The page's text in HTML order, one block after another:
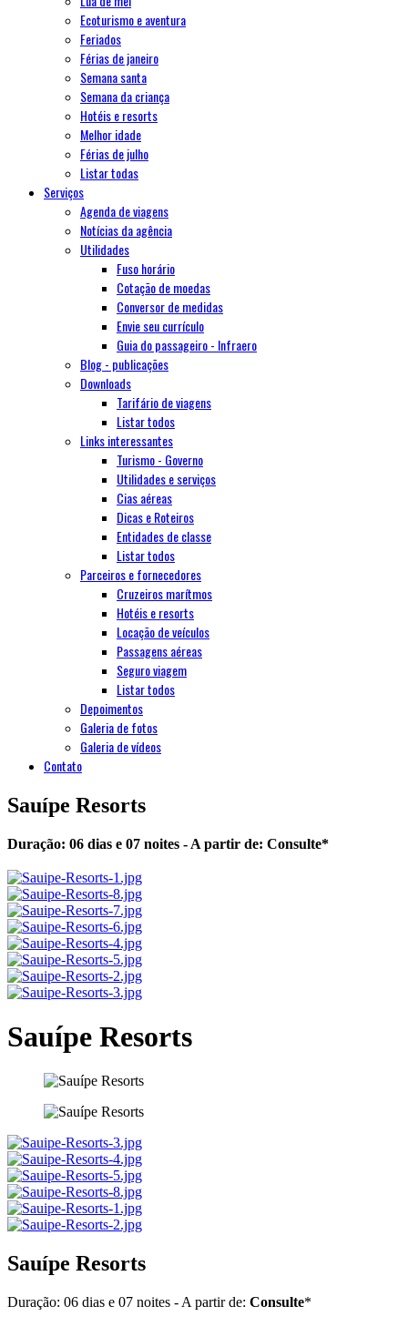
Ecoturismo e aventura
Feriados
Férias de janeiro
Semana santa
Semana da criança
Hotéis e resorts
Melhor idade
Férias de julho
Listar todas
Serviços
Agenda de viagens
Notícias da agência
Utilidades
Fuso horário
Cotação de moedas
Conversor de medidas
Envie seu currículo
Guia do passageiro - Infraero
Blog - publicações
Downloads
Tarifário de viagens
Listar todos
Links interessantes
Turismo - Governo
Utilidades e serviços
Cias aéreas
Dicas e Roteiros
Entidades de classe
Listar todos
Parceiros e fornecedores
Cruzeiros marítmos
Hotéis e resorts
Locação de veículos
Passagens aéreas
Seguro viagem
Listar todos
Depoimentos
Galeria de fotos
Galeria de vídeos
Contato
Sauípe Resorts
Duração: 06 dias e 07 noites - A partir de: Consulte*
Sauípe Resorts
Sauípe Resorts
Duração: 06 dias e 07 noites - A partir de: Consulte*